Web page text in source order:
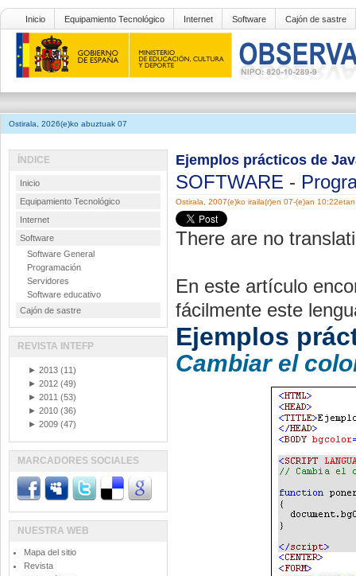
Inicio Equipamiento Tecnológico Internet Software Cajón de sastre
Ostirala, 2026(e)ko abuztuak 07
Ejemplos prácticos de
SOFTWARE -
Ostirala, 2007(e)ko iraila(r)en 07-(e)an 10:22etan
There are no
En este artículo
fácilmente este
Ejemplos
Cambiar el
ÍNDICE
Inicio
Equipamiento Tecnológico
Internet
Software
Software General
Programación
Servidores
Software educativo
Cajón de sastre
REVISTA INTEFP
► 2013 (11)
► 2012 (49)
► 2011 (53)
► 2010 (36)
► 2009 (47)
MARCADORES SOCIALES
NUESTRA WEB
Mapa del sitio
Revista